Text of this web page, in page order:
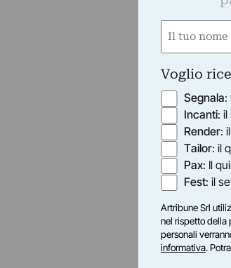
Nome
Voglio
Segnala:
Incanti:
Render:
Tailor: il
Pax: Il
Fest: il
Artribune Srl
nel rispetto della
personali
informativa.